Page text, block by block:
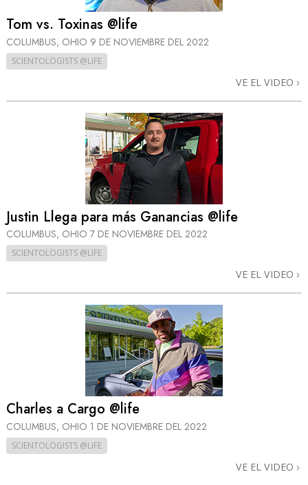
Tom vs. Toxinas @life
COLUMBUS, OHIO 9 DE NOVIEMBRE DEL 2022
SCIENTOLOGISTS @LIFE
VE EL VIDEO
Justin Llega para más Ganancias @life
COLUMBUS, OHIO 7 DE NOVIEMBRE DEL 2022
SCIENTOLOGISTS @LIFE
VE EL VIDEO
Charles a Cargo @life
COLUMBUS, OHIO 1 DE NOVIEMBRE DEL 2022
SCIENTOLOGISTS @LIFE
VE EL VIDEO